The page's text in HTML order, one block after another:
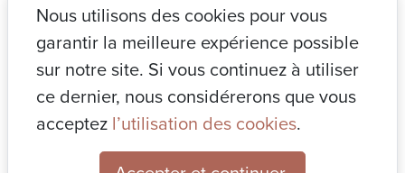
🚨 Ma check-list EXPRESS avant de dire OUI à un projet
client (et éviter les galères qui coûtent cher 💸)
💥 1 — Est-ce que TOUT est dans le budget, même les trucs
qu’on oublie souvent ? 👉 Les poignées, la peinture, la
livraison… Ces “petits détails” font exploser la note à la fin si
on les zappe.
💥 2 — Est-ce que le client voit VRAIMENT ce qu’on a
Nous utilisons des cookies pour vous
garantir la meilleure expérience possible
sur notre site. Si vous continuez à utiliser
ce dernier, nous considérerons que vous
acceptez l’utilisation des cookies.